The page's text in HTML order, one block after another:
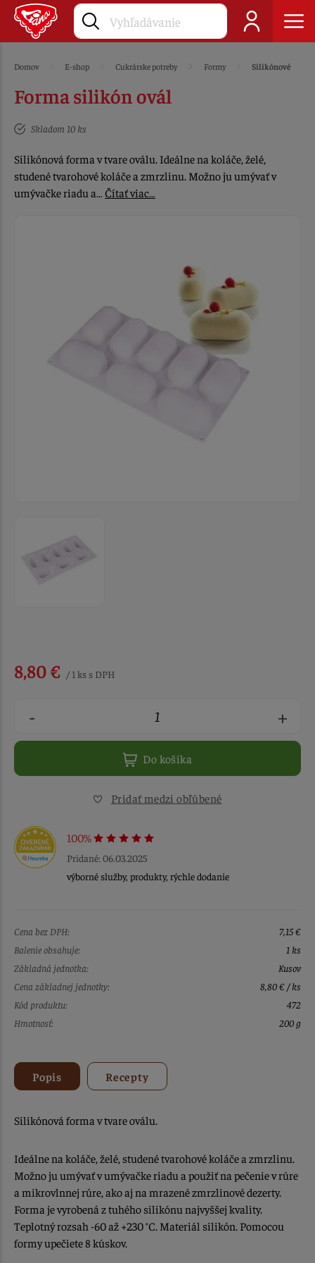
Domov E-shop Cukrárske potreby Formy Silikónové
Forma silikón ovál
Skladom 10 ks
Silikónová forma v tvare oválu. Ideálne na koláče, želé,
studené tvarohové koláče a zmrzlinu. Možno ju umývať v
umývačke riadu a… Čítať viac…
8,80 € / 1 ks s DPH
- +
Do košíka
Pridať medzi obľúbené
100%
Pridané: 06.03.2025
výborné služby, produkty, rýchle dodanie
Cena bez DPH:
7,15 €
Balenie obsahuje:
1 ks
Základná jednotka:
Kusov
Cena základnej jednotky:
8,80 € / ks
Kód produktu:
472
Hmotnosť:
200 g
Popis Recepty
Silikónová forma v tvare oválu.
Ideálne na koláče, želé, studené tvarohové koláče a zmrzlinu.
Možno ju umývať v umývačke riadu a použiť na pečenie v rúre
a mikrovlnnej rúre, ako aj na mrazené zmrzlinové dezerty.
Forma je vyrobená z tuhého silikónu najvyššej kvality.
Teplotný rozsah -60 až +230 °C. Materiál silikón. Pomocou
formy upečiete 8 kúskov.